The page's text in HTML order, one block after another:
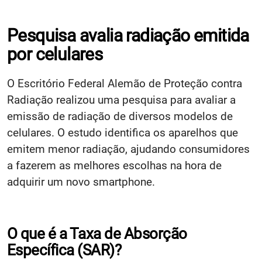
Pesquisa avalia radiação emitida
por celulares
O Escritório Federal Alemão de Proteção contra
Radiação realizou uma pesquisa para avaliar a
emissão de radiação de diversos modelos de
celulares. O estudo identifica os aparelhos que
emitem menor radiação, ajudando consumidores
a fazerem as melhores escolhas na hora de
adquirir um novo smartphone.
O que é a Taxa de Absorção
Específica (SAR)?